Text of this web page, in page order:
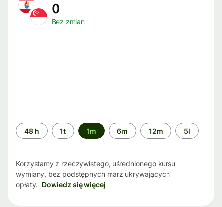
0
Bez zmian
Przedział
czasu
48 h 1t 1m 6m 12m 5l
Korzystamy z rzeczywistego, uśrednionego kursu
wymiany, bez podstępnych marż ukrywających
opłaty. Dowiedz się więcej